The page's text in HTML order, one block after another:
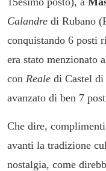
Calandre di Rubano
conquistando 6 posti
era stato menzionato
con Reale di Castel
avanzato di ben 7
Che dire,
avanti la tradizione
nostalgia, come